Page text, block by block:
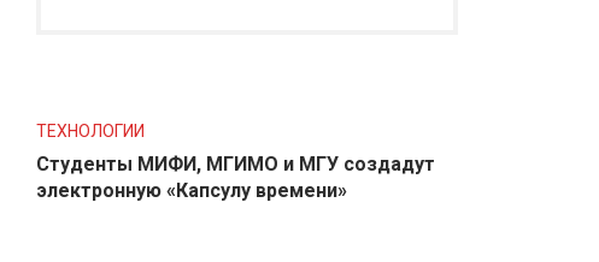
ТЕХНОЛОГИИ
Студенты МИФИ, МГИМО и МГУ создадут
электронную «Капсулу времени»